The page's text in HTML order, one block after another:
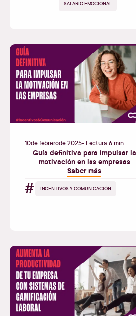
SALARIO EMOCIONAL
10defebrerode2025- Lectura 6 min
Guía definitiva para impulsar la
motivación en las empresas
Saber más
# INCENTIVOS Y COMUNICACIÓN